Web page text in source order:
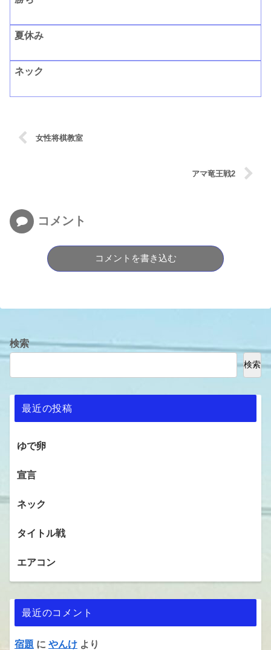
夏休み
ネック
女性将棋教室
アマ竜王戦2
コメント
コメントを書き込む
検索
検索
最近の投稿
ゆで卵
宣言
ネック
タイトル戦
エアコン
最近のコメント
宿題 に やんけ より